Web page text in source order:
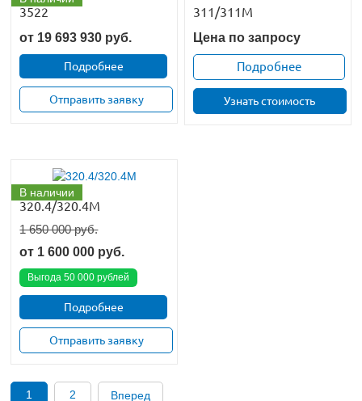
3522
от 19 693 930 руб.
Подробнее
Отправить заявку
311/311M
Цена по запросу
Подробнее
Узнать стоимость
В наличии
320.4/320.4М
1 650 000 руб.
от 1 600 000 руб.
Выгода 50 000 рублей
Подробнее
Отправить заявку
1 2 Вперед